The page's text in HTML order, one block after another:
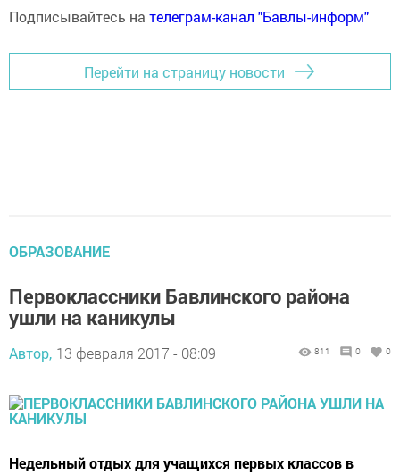
Подписывайтесь на телеграм-канал "Бавлы-информ"
Перейти на страницу новости
ОБРАЗОВАНИЕ
Первоклассники Бавлинского района
ушли на каникулы
Автор, 13 февраля 2017 - 08:09 811 0 0
Недельный отдых для учащихся первых классов в